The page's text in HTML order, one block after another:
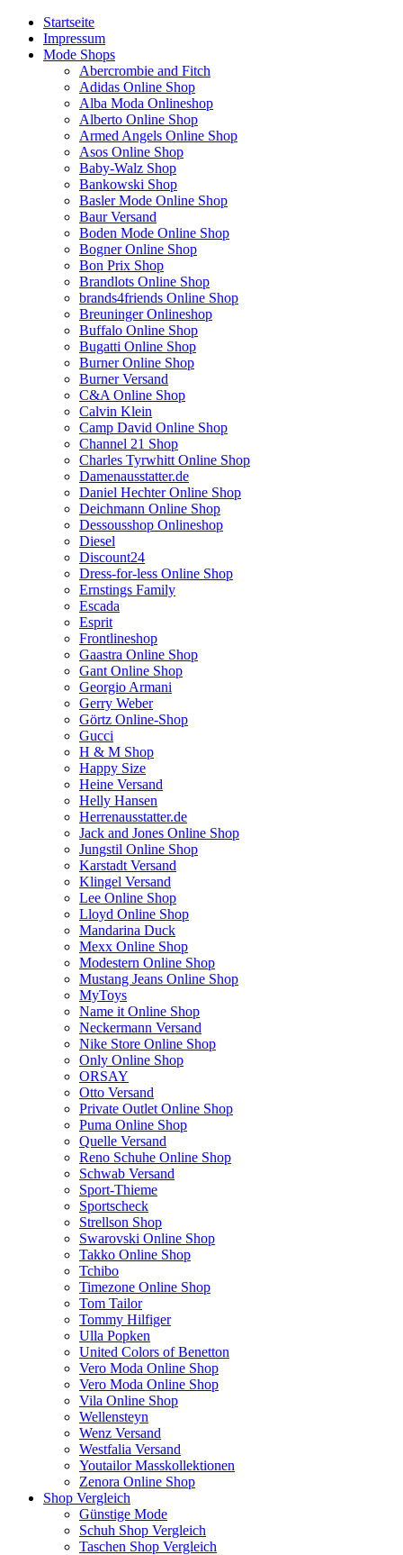
Startseite
Impressum
Mode Shops
Abercrombie and Fitch
Adidas Online Shop
Alba Moda Onlineshop
Alberto Online Shop
Armed Angels Online Shop
Asos Online Shop
Baby-Walz Shop
Bankowski Shop
Basler Mode Online Shop
Baur Versand
Boden Mode Online Shop
Bogner Online Shop
Bon Prix Shop
Brandlots Online Shop
brands4friends Online Shop
Breuninger Onlineshop
Buffalo Online Shop
Bugatti Online Shop
Burner Online Shop
Burner Versand
C&A Online Shop
Calvin Klein
Camp David Online Shop
Channel 21 Shop
Charles Tyrwhitt Online Shop
Damenausstatter.de
Daniel Hechter Online Shop
Deichmann Online Shop
Dessousshop Onlineshop
Diesel
Discount24
Dress-for-less Online Shop
Ernstings Family
Escada
Esprit
Frontlineshop
Gaastra Online Shop
Gant Online Shop
Georgio Armani
Gerry Weber
Görtz Online-Shop
Gucci
H & M Shop
Happy Size
Heine Versand
Helly Hansen
Herrenausstatter.de
Jack and Jones Online Shop
Jungstil Online Shop
Karstadt Versand
Klingel Versand
Lee Online Shop
Lloyd Online Shop
Mandarina Duck
Mexx Online Shop
Modestern Online Shop
Mustang Jeans Online Shop
MyToys
Name it Online Shop
Neckermann Versand
Nike Store Online Shop
Only Online Shop
ORSAY
Otto Versand
Private Outlet Online Shop
Puma Online Shop
Quelle Versand
Reno Schuhe Online Shop
Schwab Versand
Sport-Thieme
Sportscheck
Strellson Shop
Swarovski Online Shop
Takko Online Shop
Tchibo
Timezone Online Shop
Tom Tailor
Tommy Hilfiger
Ulla Popken
United Colors of Benetton
Vero Moda Online Shop
Vero Moda Online Shop
Vila Online Shop
Wellensteyn
Wenz Versand
Westfalia Versand
Youtailor Masskollektionen
Zenora Online Shop
Shop Vergleich
Günstige Mode
Schuh Shop Vergleich
Taschen Shop Vergleich